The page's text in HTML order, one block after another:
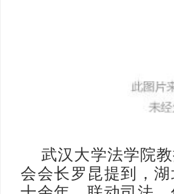
武汉大学法学院
会会长罗昆提到，